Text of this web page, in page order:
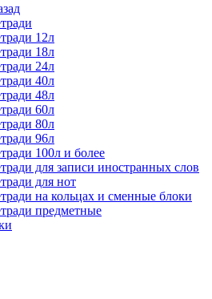
12л
18л
24л
40л
48л
60л
80л
96л
100л и более
для записи иностранных слов
для нот
на кольцах и сменные блоки
предметные